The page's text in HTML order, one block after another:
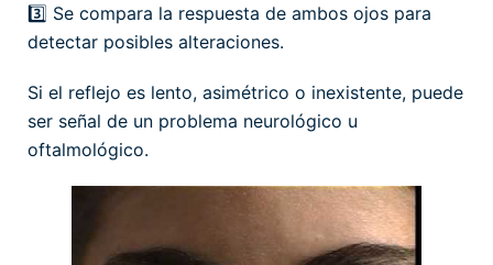
3️⃣ Se compara la respuesta de ambos ojos para
detectar posibles alteraciones.
Si el reflejo es lento, asimétrico o inexistente, puede
ser señal de un problema neurológico u
oftalmológico.